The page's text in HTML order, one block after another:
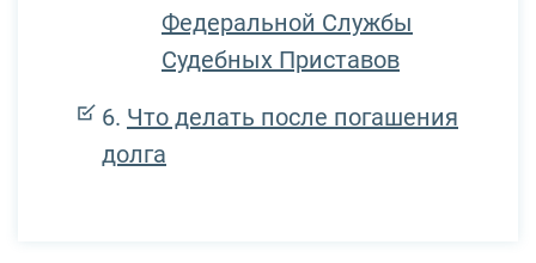
Федеральной Службы
Судебных Приставов
Что делать после погашения
долга